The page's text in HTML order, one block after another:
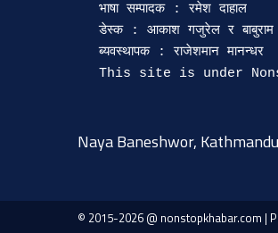
भाषा सम्पादक : रमेश दाहाल
डेस्क : आकाश गजुरेल र बाबुराम
ब्यवस्थापक : राजेशमान मानन्धर
Naya Baneshwor,
© 2015-2026 @ nonstopkhabar.com |